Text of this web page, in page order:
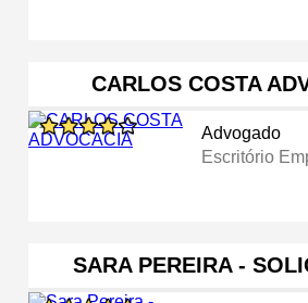
CARLOS COSTA
Advogado
Escritório
SARA PEREIRA -